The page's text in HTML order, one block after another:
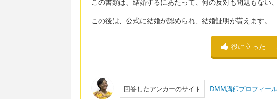
この書類は、結婚するにあたって、何の反対も問題もない
この後は、公式に結婚が認められ、結婚証明が貰えます。
役に立った
回答したアンカーのサイト DMM講師プロフィール